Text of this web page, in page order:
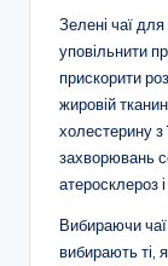
Зелені чаї
уповільнити
прискорити
жировій
холестерину з
захворювань
атеросклероз і
Вибираючи
вибирають ті,